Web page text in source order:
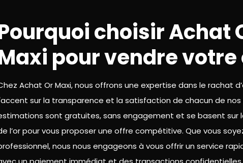
choisir Achat
pour vendre votre
Achat Or Maxi, nous offrons une expertise dans le rachat
sur la transparence et la satisfaction de chacun de nos
sont gratuites, sans engagement et se basent sur
l’or pour vous proposer une offre compétitive. Que vous
nous nous engageons à vous offrir un service